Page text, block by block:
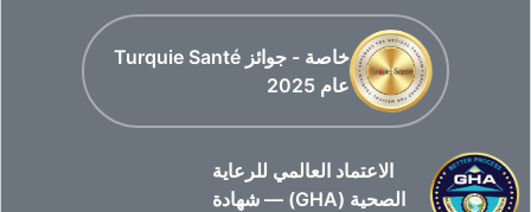
خاصة - جوائز Turquie Santé
عام 2025
الاعتماد العالمي للرعاية
الصحية (GHA) — شهادة